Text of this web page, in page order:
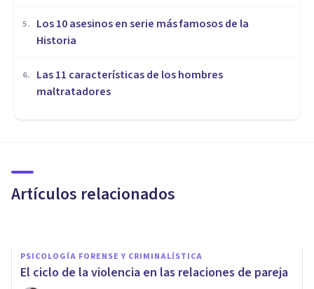
5.
Los 10 asesinos en serie más famosos de la
Historia
6.
Las 11 características de los hombres
maltratadores
Artículos relacionados
25 preguntas sobre violencia
tratos
PSICOLOGÍA FORENSE Y CRIMINALÍSTICA
​El ciclo de la violencia en las relaciones de pareja